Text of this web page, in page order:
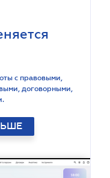
с правовыми,
договорными,